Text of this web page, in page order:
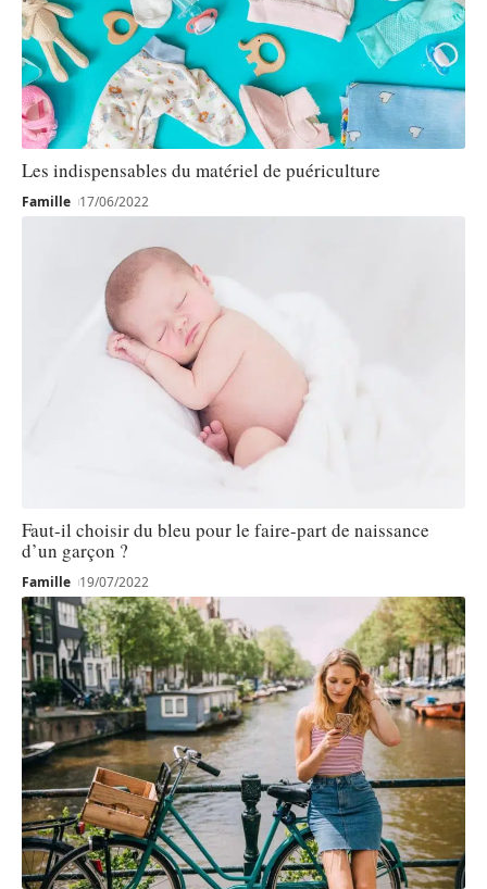
Les indispensables du matériel de puériculture
Famille 17/06/2022
Faut-il choisir du bleu pour le faire-part de naissance
d’un garçon ?
Famille 19/07/2022